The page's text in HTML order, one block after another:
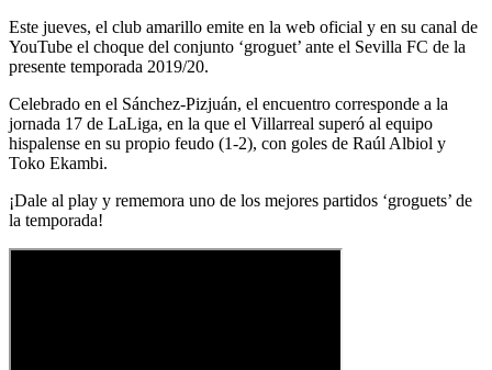
Este jueves, el club amarillo emite en la web oficial y en su canal de
YouTube el choque del conjunto ‘groguet’ ante el Sevilla FC de la
presente temporada 2019/20.
Celebrado en el Sánchez-Pizjuán, el encuentro corresponde a la
jornada 17 de LaLiga, en la que el Villarreal superó al equipo
hispalense en su propio feudo (1-2), con goles de Raúl Albiol y
Toko Ekambi.
¡Dale al play y rememora uno de los mejores partidos ‘groguets’ de
la temporada!